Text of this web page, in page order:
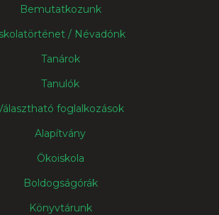
Bemutatkozunk
/ Névadónk
Tanárok
Tanulók
foglalkozások
Alapítvány
Ökoiskola
Boldogságórák
Könyvtárunk